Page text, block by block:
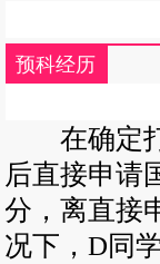
预科经历
在确定打
后直接申请
分，离直接
况下，D同